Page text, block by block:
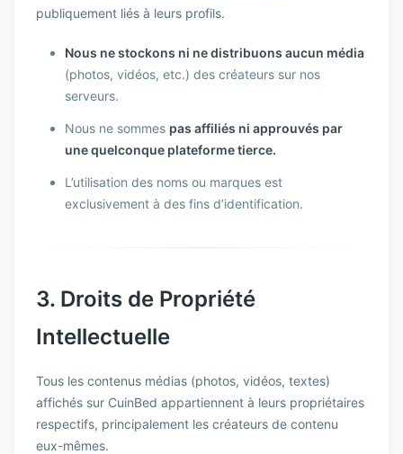
publiquement liés à leurs profils.
Nous ne stockons ni ne distribuons aucun média
(photos, vidéos, etc.) des créateurs sur nos
serveurs.
Nous ne sommes pas affiliés ni approuvés par
une quelconque plateforme tierce.
L’utilisation des noms ou marques est
exclusivement à des fins d’identification.
3. Droits de Propriété
Intellectuelle
Tous les contenus médias (photos, vidéos, textes)
affichés sur CuinBed appartiennent à leurs propriétaires
respectifs, principalement les créateurs de contenu
eux-mêmes.